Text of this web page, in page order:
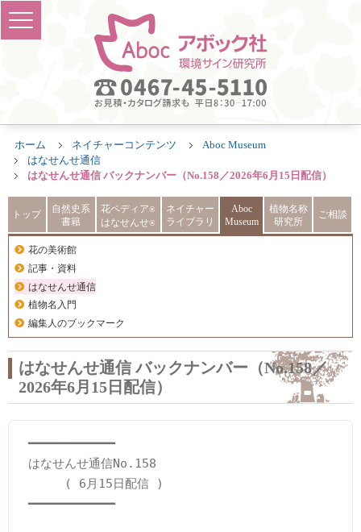
ホーム ネイチャーコンテンツ
Aboc Museum
はなせんせ通信
はなせんせ通信 バックナンバー（No.158／2026年6月15日配信）
トップ
自然史系
書籍
花ペディア®
はなせんせ®
ネイチャー
ライブラリ
Aboc
Museum
植物名称
研究所
ご相談
花の美術館
記事・資料
はなせんせ通信
植物名入門
編集人のブックマーク
はなせんせ通信 バックナンバー（No.158／
2026年6月15日配信）
━━━━━━━━━━━━
はなせんせ通信No.158
( 6月15日配信 )
━━━━━━━━━━━━